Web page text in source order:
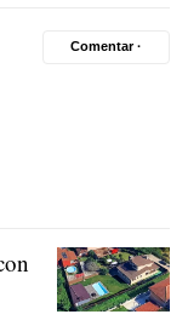
Comentar ·